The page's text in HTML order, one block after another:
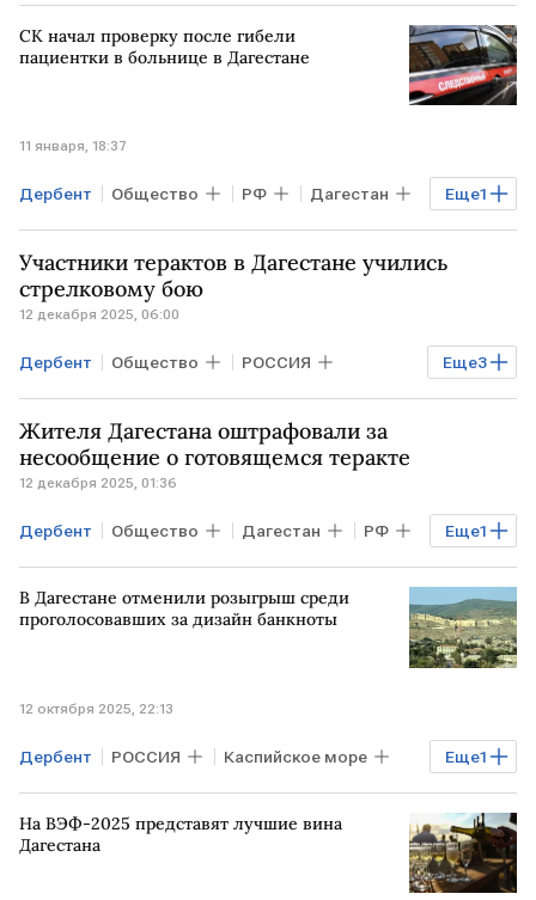
Общество Wildberries
СК начал проверку после гибели
пациентки в больнице в Дагестане
11 января, 18:37
Еще1
Дербент Общество РФ Дагестан
СК РФ
Участники терактов в Дагестане учились
стрелковому бою
12 декабря 2025, 06:00
Еще3
Дербент Общество РОССИЯ
Дагестан Махачкала
Единая Россия
Жителя Дагестана оштрафовали за
несообщение о готовящемся теракте
12 декабря 2025, 01:36
Еще1
Дербент Общество Дагестан РФ
Единая Россия
В Дагестане отменили розыгрыш среди
проголосовавших за дизайн банкноты
12 октября 2025, 22:13
Еще1
Дербент РОССИЯ Каспийское море
Дагестан
На ВЭФ-2025 представят лучшие вина
Дагестана